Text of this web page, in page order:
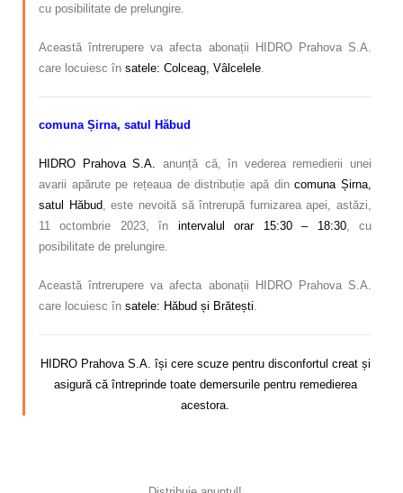
cu posibilitate de prelungire.
Această întrerupere va afecta abonații HIDRO Prahova S.A.
care locuiesc în satele: Colceag, Vâlcelele
comuna Șirna, satul Hăbud
HIDRO Prahova S.A. anunță că, în vederea remedierii unei
avarii apărute pe rețeaua de distribuție apă dincomuna Șirna,
satul Hăbud, este nevoită să întrerupă furnizarea apei, astăzi,
11 octombrie 2023, în intervalul orar 15:30 – 18:30, cu
posibilitate de prelungire.
Această întrerupere va afecta abonații HIDRO Prahova S.A.
care locuiesc în satele: Hăbud și Brătești.
HIDRO Prahova S.A. își cere scuze pentru disconfortul creat și
asigură că întreprinde toate demersurile pentru remedierea
acestora.